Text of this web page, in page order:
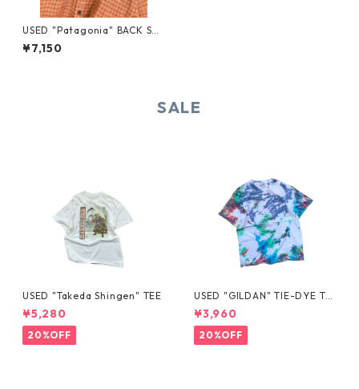
USED "Patagonia" BACK STE
P S/S SHIRT
¥7,150
SALE
USED "Takeda Shingen" TEE
¥5,280
20%OFF
USED "GILDAN" TIE-DYE TE
E
¥3,960
20%OFF